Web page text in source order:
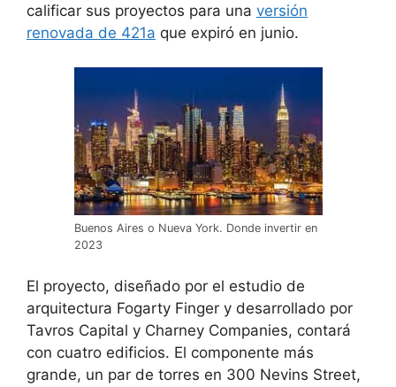
calificar sus proyectos para una versión
renovada de 421a que expiró en junio.
Buenos Aires o Nueva York. Donde invertir en
2023
El proyecto, diseñado por el estudio de
arquitectura Fogarty Finger y desarrollado por
Tavros Capital y Charney Companies, contará
con cuatro edificios. El componente más
grande, un par de torres en 300 Nevins Street,